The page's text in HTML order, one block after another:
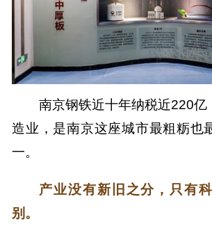
南京钢铁近十年纳税近220亿
造业，是南京这座城市最粗粝也
一。
产业没有新旧之分，只有
别。